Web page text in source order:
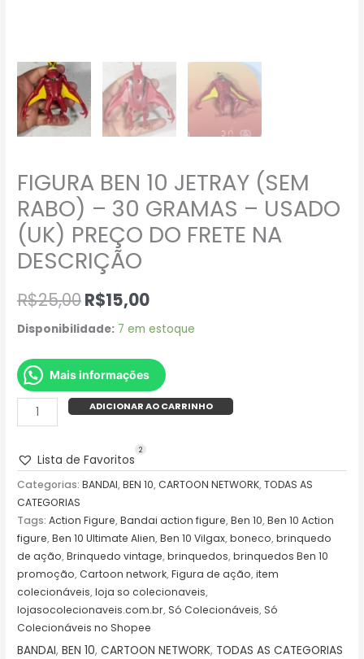
FIGURA BEN 10 JETRAY (SEM
RABO) – 30 GRAMAS – USADO
(UK) PREÇO DO FRETE NA
DESCRIÇÃO
R$25,00R$15,00
Disponibilidade: 7 em estoque
Mais informações
ADICIONAR AO CARRINHO
Lista de Favoritos
2
Categorias:BANDAI,BEN 10,CARTOON NETWORK,TODAS AS
CATEGORIAS
Tags:Action Figure,Bandai action figure,Ben 10,Ben 10 Action
figure,Ben 10 Ultimate Alien,Ben 10 Vilgax,boneco,brinquedo
de ação,Brinquedo vintage,brinquedos,brinquedos Ben 10
promoção,Cartoon network,Figura de ação,item
colecionáveis,loja so colecionaveis,
lojasocolecionaveis.com.br,Só Colecionáveis,Só
Colecionáveis no Shopee
BANDAI,BEN 10,CARTOON NETWORK, TODAS AS CATEGORIAS